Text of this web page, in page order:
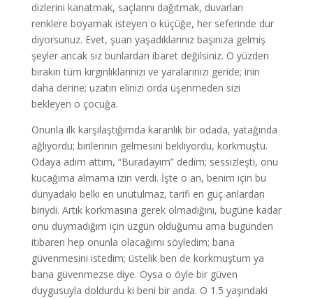
dizlerini kanatmak, saçlarını dağıtmak, duvarları
renklere boyamak isteyen o küçüğe, her seferinde dur
diyorsunuz. Evet, şuan yaşadıklarınız başınıza gelmiş
şeyler ancak siz bunlardan ibaret değilsiniz. O yüzden
bırakın tüm kırgınlıklarınızı ve yaralarınızı geride; inin
daha derine; uzatın elinizi orda üşenmeden sizi
bekleyen o çocuğa.
Onunla ilk karşılaştığımda karanlık bir odada, yatağında
ağlıyordu; birilerinin gelmesini bekliyordu, korkmuştu.
Odaya adım attım, “Buradayım” dedim; sessizleşti, onu
kucağıma almama izin verdi. İşte o an, benim için bu
dünyadaki belki en unutulmaz, tarifi en güç anlardan
biriydi. Artık korkmasına gerek olmadığını, bugüne kadar
onu duymadığım için üzgün olduğumu ama bugünden
itibaren hep onunla olacağımı söyledim; bana
güvenmesini istedim; üstelik ben de korkmuştum ya
bana güvenmezse diye. Oysa o öyle bir güven
duygusuyla doldurdu ki beni bir anda. O 1.5 yaşındaki